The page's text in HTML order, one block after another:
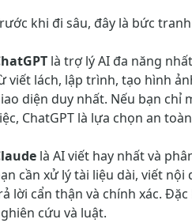
khi đi sâu, đây là bức
là trợ lý AI đa năng
viết lách, lập trình, tạo hình
diện duy nhất. Nếu bạn chỉ
ChatGPT là lựa chọn an
là AI viết hay nhất và
cần xử lý tài liệu dài, viết
lời cẩn thận và chính xác.
cứu và luật.